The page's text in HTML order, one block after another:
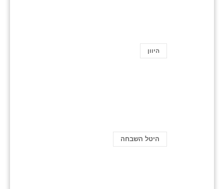
היוון
היטל השבחה